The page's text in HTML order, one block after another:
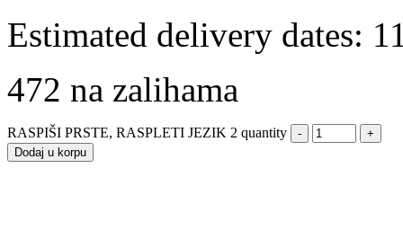
Estimated delivery dates:
472 na zalihama
RASPIŠI PRSTE, RASPLETI JEZIK 2 quantity
Dodaj u korpu